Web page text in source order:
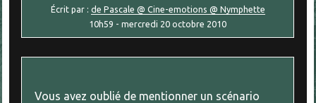
Écrit par : de Pascale @ Cine-emotions @ Nymphette
10h59 -mercredi 20 octobre 2010
Vous avez oublié de mentionner un scénario